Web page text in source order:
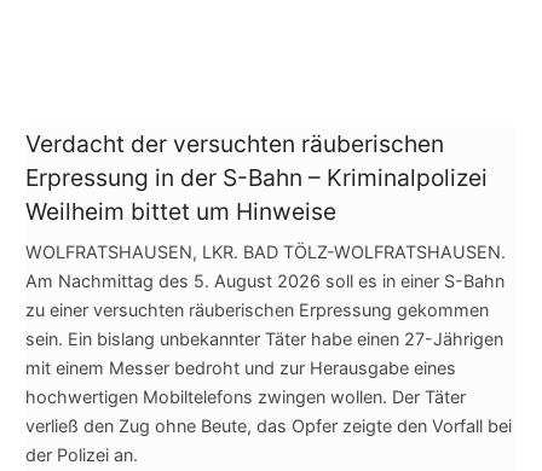
Verdacht der versuchten räuberischen
Erpressung in der S-Bahn – Kriminalpolizei
Weilheim bittet um Hinweise
WOLFRATSHAUSEN, LKR. BAD TÖLZ-WOLFRATSHAUSEN.
Am Nachmittag des 5. August 2026 soll es in einer S-Bahn
zu einer versuchten räuberischen Erpressung gekommen
sein. Ein bislang unbekannter Täter habe einen 27-Jährigen
mit einem Messer bedroht und zur Herausgabe eines
hochwertigen Mobiltelefons zwingen wollen. Der Täter
verließ den Zug ohne Beute, das Opfer zeigte den Vorfall bei
der Polizei an.